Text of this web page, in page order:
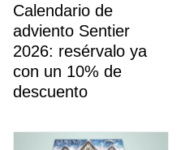
Calendario de
adviento Sentier
2026: resérvalo ya
con un 10% de
descuento